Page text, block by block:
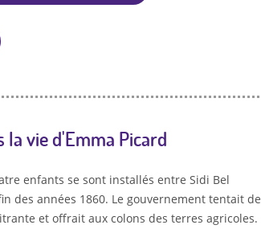
la vie d'Emma Picard
enfants se sont installés entre Sidi Bel
des années 1860. Le gouvernement tentait de
et offrait aux colons des terres agricoles.